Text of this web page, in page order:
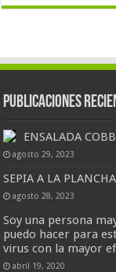
Publicaciones
ENSALADA COBB
agosto 29, 2023
SEPIA A LA PLANCHA
agosto 28, 2023
Soy una persona
puedo hacer para
virus con la mayor
abril 19, 2020